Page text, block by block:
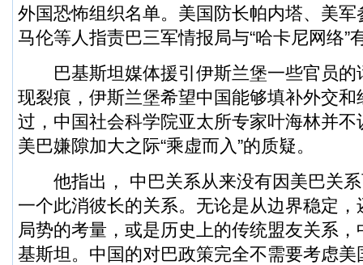
外国恐怖组织名单。美国防长帕内塔、美
马伦等人指责巴三军情报局与“哈卡尼网络”
巴基斯坦媒体援引伊斯兰堡一些官员的
现裂痕，伊斯兰堡希望中国能够填补外交
过，中国社会科学院亚太所专家叶海林并
美巴嫌隙加大之际“乘虚而入”的质疑。
他指出， 中巴关系从来没有因美巴关系
一个此消彼长的关系。无论是从边界稳定
局势的考量，或是历史上的传统盟友关系
基斯坦。中国的对巴政策完全不需要考虑美